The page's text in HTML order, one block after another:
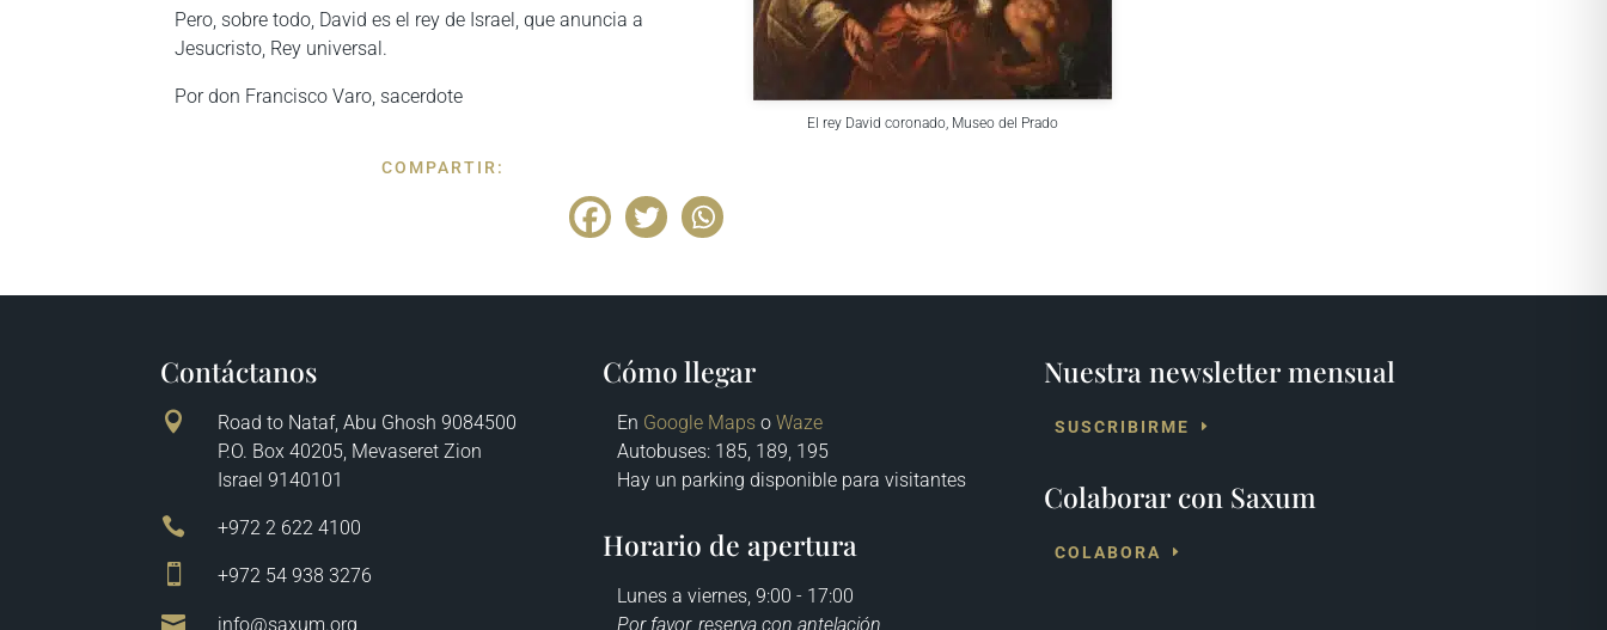
El rey David coronado, Museo del Prado
Pero, sobre todo, David es el rey de Israel, que anuncia a
Jesucristo, Rey universal.
Por don Francisco Varo, sacerdote
COMPARTIR:
Contáctanos

Road to Nataf, Abu Ghosh 9084500
P.O. Box 40205, Mevaseret Zion
Israel 9140101
 +972 2 622 4100
 +972 54 938 3276
 info@saxum.org
Cómo llegar
En Google Mapso Waze
Autobuses: 185, 189, 195
Hay un parking disponible para visitantes
Horario de apertura
Lunes a viernes, 9:00 - 17:00
Por favor, reserva con antelación
Nuestra newsletter mensual
SUSCRIBIRME
Colaborar con Saxum
COLABORA